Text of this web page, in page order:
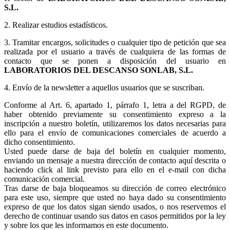
S.L.
2. Realizar estudios estadísticos.
3.Tramitar encargos, solicitudes o cualquier tipo de petición que sea
realizada por el usuario a través de cualquiera de las formas de
contacto que se ponen a disposición del usuario en
LABORATORIOS DEL DESCANSO SONLAB, S.L.
4. Envío de la newsletter a aquellos usuarios que se suscriban.
Conforme al Art. 6, apartado 1, párrafo 1, letra a del RGPD, de
haber obtenido previamente su consentimiento expreso a la
inscripción a nuestro boletín, utilizaremos los datos necesarias para
ello para el envío de comunicaciones comerciales de acuerdo a
dicho consentimiento.
Usted puede darse de baja del boletín en cualquier momento,
enviando un mensaje a nuestra dirección de contacto aquí descrita o
haciendo click al link previsto para ello en el e-mail con dicha
comunicación comercial.
Tras darse de baja bloqueamos su dirección de correo electrónico
para este uso, siempre que usted no haya dado su consentimiento
expreso de que los datos sigan siendo usados, o nos reservemos el
derecho de continuar usando sus datos en casos permitidos por la ley
y sobre los que les informamos en este documento.